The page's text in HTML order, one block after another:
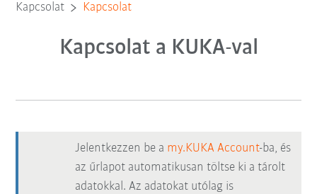
Kapcsolat Kapcsolat
Kapcsolat a KUKA-val
Jelentkezzen be a my.KUKA Account-ba, és
az űrlapot automatikusan töltse ki a tárolt
adatokkal. Az adatokat utólag is